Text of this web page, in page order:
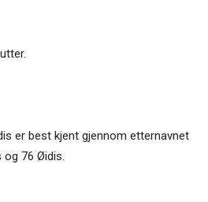
er best kjent gjennom etternavnet
76 Øidis.